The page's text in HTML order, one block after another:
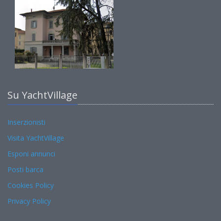
Su YachtVillage
Inserzionisti
Visita YachtVillage
Esponi annunci
Posti barca
Cookies Policy
Privacy Policy